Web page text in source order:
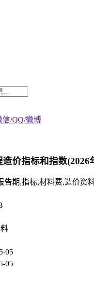
/QQ/微博
价指标和指数(2026
05
05